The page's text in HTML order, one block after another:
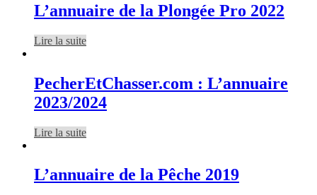
L’annuaire de la Plongée Pro 2022
Lire la suite
PecherEtChasser.com : L’annuaire
2023/2024
Lire la suite
L’annuaire de la Pêche 2019